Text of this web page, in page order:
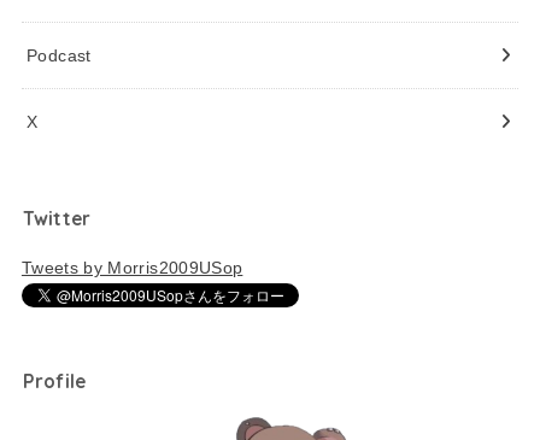
Podcast
X
Twitter
Tweets by Morris2009USop
Profile